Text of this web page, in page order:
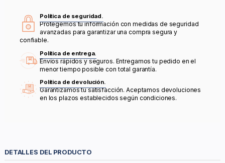
Política de seguridad.
Protegemos tu información con medidas de seguridad
avanzadas para garantizar una compra segura y
confiable.
Política de entrega.
Envíos rápidos y seguros. Entregamos tu pedido en el
menor tiempo posible con total garantía.
Política de devolución.
Garantizamos tu satisfacción. Aceptamos devoluciones
en los plazos establecidos según condiciones.
DETALLES DEL PRODUCTO